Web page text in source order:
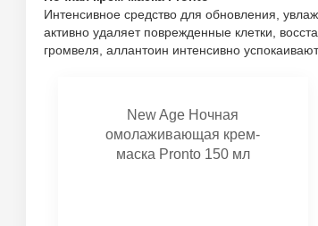
Интенсивное средство для обновления,
активно удаляет поврежденные клетки,
громвеля, аллантоин интенсивно
New Age Ночная
омолаживающая крем-
маска Pronto 150 мл